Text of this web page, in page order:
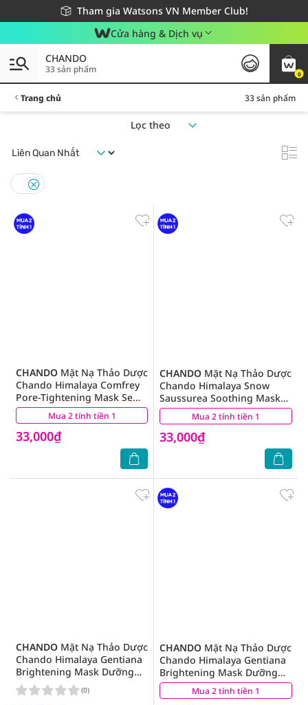
Tham gia Watsons VN Member Club!
Miễn phí giao hàng cho đơn hàng từ 249,000Đ
Giao hàng nhanh 24h - Áp dụng khu vực TP. Hồ Chí Minh
Cửa hàng & Dịch vụ
0
CHANDO
33 sản phẩm
Trang chủ 33 sản phẩm
Lọc theo
Mua 2 tính tiền 1
CHANDO Mặt Nạ Thảo Dược
Chando Himalaya Comfrey
Pore-Tightening Mask Se
Khít Lỗ Chân Lông 26ml
33,000₫
(0) Mua 2 tính tiền 1
CHANDO Mặt Nạ Thảo Dược
Chando Himalaya Snow
Saussurea Soothing Mask
Dưỡng Ẩm Làm Dịu Da 26ml
33,000₫
(0)
CHANDO Mặt Nạ Thảo Dược
Chando Himalaya Gentiana
Brightening Mask Dưỡng
Ẩm Trắng Da 26mlx5Pcs
(0) Mua 2 tính tiền 1
CHANDO Mặt Nạ Thảo Dược
Chando Himalaya Gentiana
Brightening Mask Dưỡng
Ẩm Trắng Da 26ml
(0)